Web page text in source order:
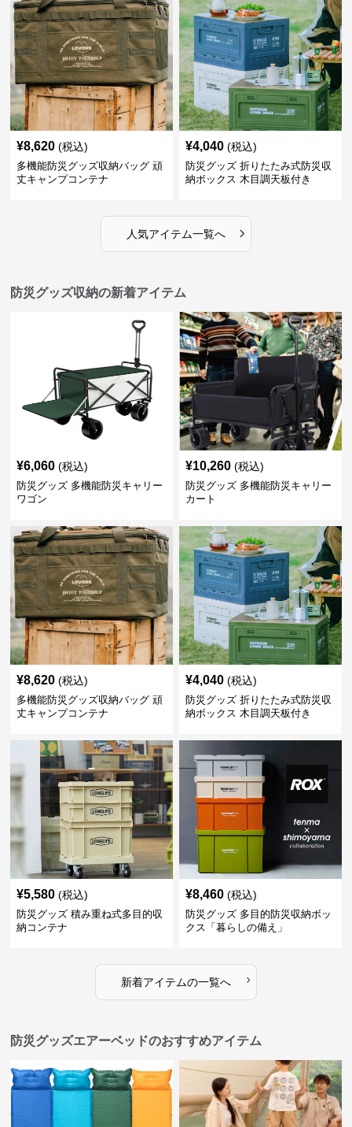
¥8,620 (税込)
多機能防災グッズ収納バッグ 頑
丈キャンプコンテナ
¥4,040 (税込)
防災グッズ 折りたたみ式防災収
納ボックス 木目調天板付き
人気アイテム一覧へ ›
防災グッズ収納の新着アイテム
¥6,060 (税込)
防災グッズ 多機能防災キャリー
ワゴン
¥10,260 (税込)
防災グッズ 多機能防災キャリー
カート
¥8,620 (税込)
多機能防災グッズ収納バッグ 頑
丈キャンプコンテナ
¥4,040 (税込)
防災グッズ 折りたたみ式防災収
納ボックス 木目調天板付き
¥5,580 (税込)
防災グッズ 積み重ね式多目的収
納コンテナ
¥8,460 (税込)
防災グッズ 多目的防災収納ボッ
クス「暮らしの備え」
新着アイテムの一覧へ ›
防災グッズエアーベッドのおすすめアイテム